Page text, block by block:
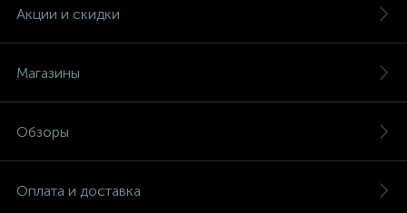
Акции и скидки
Магазины
Обзоры
Оплата и доставка